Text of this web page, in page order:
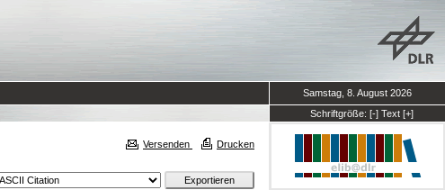
Samstag, 8. August 2026
Schriftgröße: [-] Text [+]
Versenden Drucken